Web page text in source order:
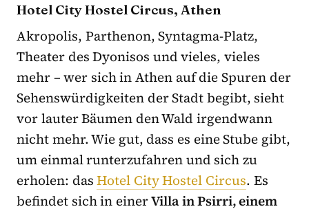
Hotel City Hostel Circus, Athen
Akropolis, Parthenon, Syntagma-Platz,
Theater des Dyonisos und vieles, vieles
mehr – wer sich in Athen auf die Spuren der
Sehenswürdigkeiten der Stadt begibt, sieht
vor lauter Bäumen den Wald irgendwann
nicht mehr. Wie gut, dass es eine Stube gibt,
um einmal runterzufahren und sich zu
erholen: dasHotel City Hostel Circus. Es
befindet sich in einerVilla in Psirri, einem